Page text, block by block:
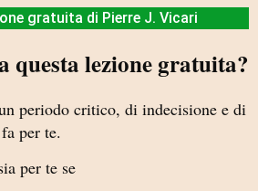
gratuita di Pierre J. Vicari
questa lezione gratuita?
periodo critico, di indecisione e di
per te.
per te se